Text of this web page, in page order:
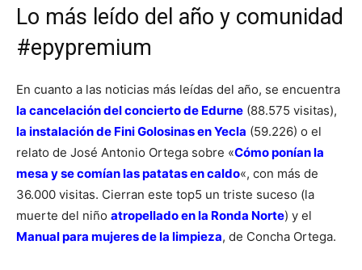
Lo más leído del año y comunidad
#epypremium
En cuanto a las noticias más leídas del año, se encuentra
la cancelación del concierto de Edurne (88.575 visitas),
la instalación de Fini Golosinas en Yecla (59.226) o el
relato de José Antonio Ortega sobre «Cómo ponían la
mesa y se comían las patatas en caldo«, con más de
36.000 visitas. Cierran este top5 un triste suceso (la
muerte del niño atropellado en la Ronda Norte) y el
Manual para mujeres de la limpieza, de Concha Ortega.